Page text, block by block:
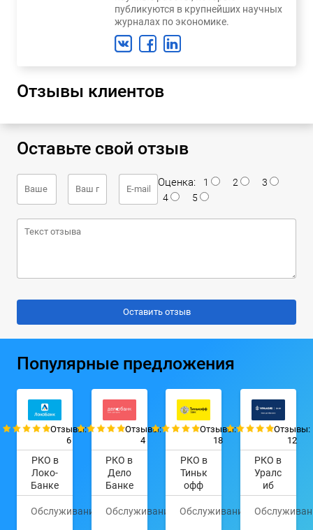
публикуются в крупнейших научных
журналах по экономике.
Отзывы клиентов
Оставьте свой отзыв
Оценка: 1 2
3
4
5
Популярные предложения
Отзывы:
6
РКО в
Локо-
Банке
Обслуживание
Отзывы:
4
РКО в
Дело
Банке
Обслуживание
Отзывы:
18
РКО в
Тиньк
офф
Обслуживание
490
Отзывы:
12
РКО в
Уралс
иб